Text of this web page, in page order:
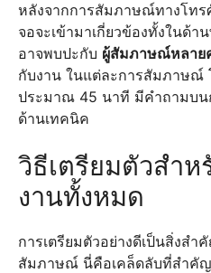
หลังจากการสัมภาษณ์ทางโท
จอจะเข้ามาเกี่ยวข้องทั้งในด้
อาจพบปะกับ ผู้สัมภาษณ์หลาย
กับงาน ในแต่ละการสัมภาษณ์
ประมาณ 45 นาที มีคำถามบน
ด้านเทคนิค
วิธีเตรียมตัวสำ
งานทั้งหมด
การเตรียมตัวอย่างดีเป็นสิ่งส
สัมภาษณ์ นี่คือเคล็ดลับที่สำคั